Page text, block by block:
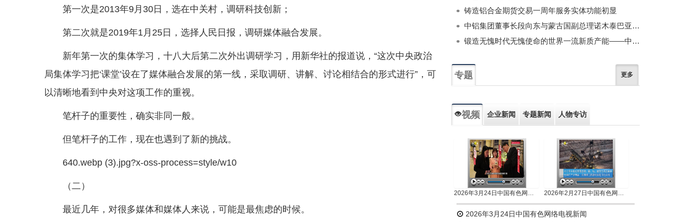
第一次是2013年9月30日，选在中关村，调研科技创新；
第二次就是2019年1月25日，选择人民日报，调研媒体融合发展。
新年第一次的集体学习，十八大后第二次外出调研学习，用新华社的报道说，“这次中央政治
局集体学习把‘课堂’设在了媒体融合发展的第一线，采取调研、讲解、讨论相结合的形式进行”，可
以清晰地看到中央对这项工作的重视。
笔杆子的重要性，确实非同一般。
但笔杆子的工作，现在也遇到了新的挑战。
640.webp (3).jpg?x-oss-process=style/w10
（二）
最近几年，对很多媒体和媒体人来说，可能是最焦虑的时候。
铸造铝合金期货交易一周年服务实体功能初显
中铝集团董事长段向东与蒙古国副总理诺木泰巴亚尔举行会谈
锻造无愧时代无愧使命的世界一流新质产能——中国有色金属工业的战略应对与破局之道（二）
专题 更多
视频 企业新闻 专题新闻 人物专访
2026年3月24日中国有色网络电视新闻 2026年2月27日中国有色网络电视新闻
2026年3月24日中国有色网络电视新闻